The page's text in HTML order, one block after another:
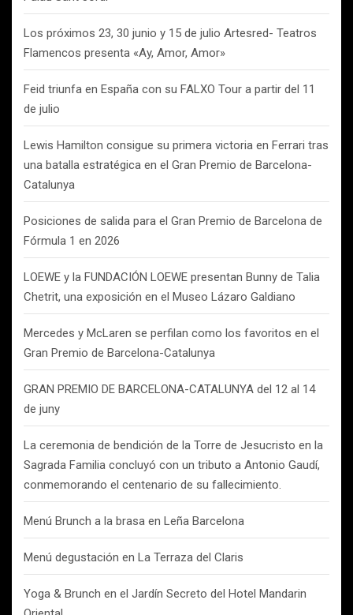
Los próximos 23, 30 junio y 15 de julio Artesred- Teatros
Flamencos presenta «Ay, Amor, Amor»
Feid triunfa en España con su FALXO Tour a partir del 11
de julio
Lewis Hamilton consigue su primera victoria en Ferrari tras
una batalla estratégica en el Gran Premio de Barcelona-
Catalunya
Posiciones de salida para el Gran Premio de Barcelona de
Fórmula 1 en 2026
LOEWE y la FUNDACIÓN LOEWE presentan Bunny de Talia
Chetrit, una exposición en el Museo Lázaro Galdiano
Mercedes y McLaren se perfilan como los favoritos en el
Gran Premio de Barcelona-Catalunya
GRAN PREMIO DE BARCELONA-CATALUNYA del 12 al 14
de juny
La ceremonia de bendición de la Torre de Jesucristo en la
Sagrada Familia concluyó con un tributo a Antonio Gaudí,
conmemorando el centenario de su fallecimiento.
Menú Brunch a la brasa en Leña Barcelona
Menú degustación en La Terraza del Claris
Yoga & Brunch en el Jardín Secreto del Hotel Mandarin